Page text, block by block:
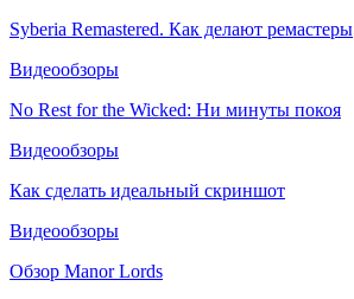
Syberia Remastered. Как делают ремастеры
Видеообзоры
No Rest for the Wicked: Ни минуты покоя
Видеообзоры
Как сделать идеальный скриншот
Видеообзоры
Обзор Manor Lords